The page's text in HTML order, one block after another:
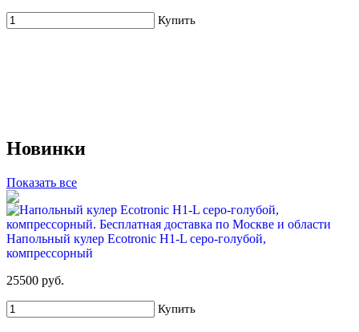
Premium (3х19л) + помпа
649 руб2 255 руб
Купить
Купить
Новинки
Показать все
Напольный кулер Ecotronic H1-L серо-голубой,
компрессорный
25500 руб.
Купить